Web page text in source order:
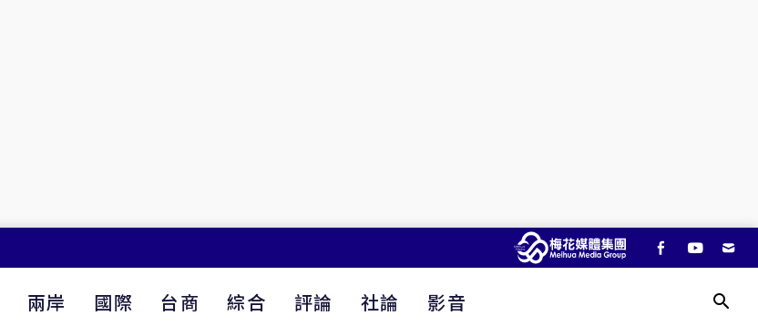
兩岸 國際 台商 綜合 評論 社論 影音